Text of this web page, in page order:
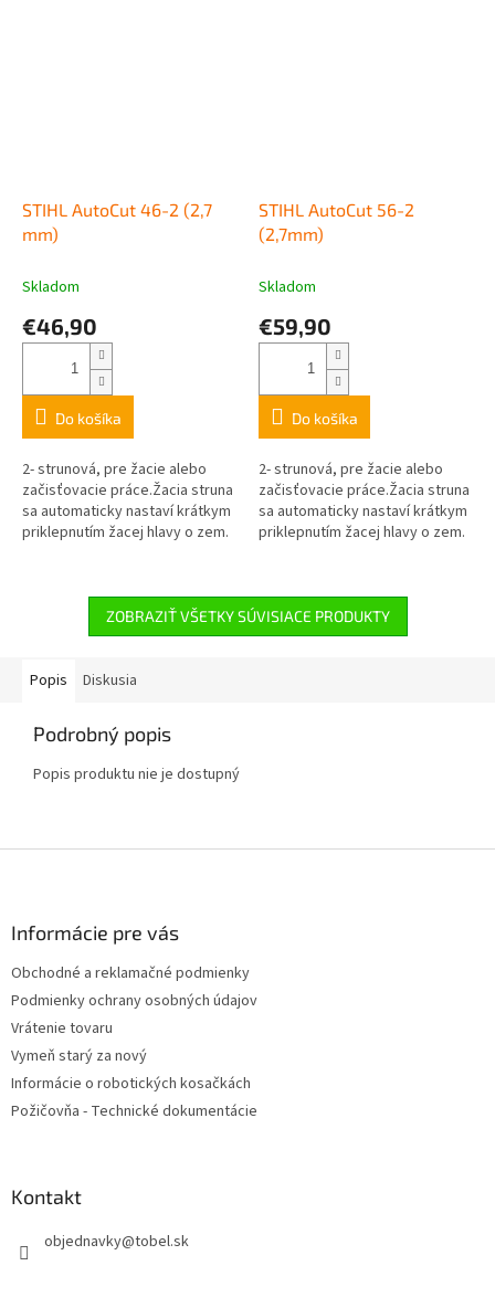
STIHL AutoCut 46-2 (2,7
mm)
Skladom
€46,90
Do košíka
2- strunová, pre žacie alebo
začisťovacie práce.Žacia struna
sa automaticky nastaví krátkym
priklepnutím žacej hlavy o zem.
STIHL AutoCut 56-2
(2,7mm)
Skladom
€59,90
Do košíka
2- strunová, pre žacie alebo
začisťovacie práce.Žacia struna
sa automaticky nastaví krátkym
priklepnutím žacej hlavy o zem.
ZOBRAZIŤ VŠETKY SÚVISIACE PRODUKTY
Popis Diskusia
Podrobný popis
Popis produktu nie je dostupný
Informácie pre vás
Obchodné a reklamačné podmienky
Podmienky ochrany osobných údajov
Vrátenie tovaru
Vymeň starý za nový
Informácie o robotických kosačkách
Požičovňa - Technické dokumentácie
Kontakt
objednavky@tobel.sk